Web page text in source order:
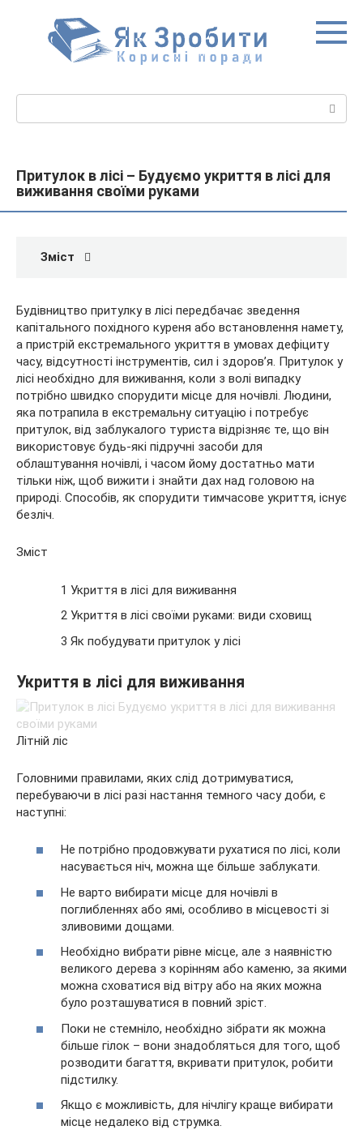
Притулок в лісі – Будуємо укриття в лісі для
виживання своїми руками
Зміст
Будівництво притулку в лісі передбачає зведення
капітального похідного куреня або встановлення намету,
а пристрій екстремального укриття в умовах дефіциту
часу, відсутності інструментів, сил і здоров’я. Притулок у
лісі необхідно для виживання, коли з волі випадку
потрібно швидко спорудити місце для ночівлі. Людини,
яка потрапила в екстремальну ситуацію і потребує
притулок, від заблукалого туриста відрізняє те, що він
використовує будь-які підручні засоби для
облаштування ночівлі, і часом йому достатньо мати
тільки ніж, щоб вижити і знайти дах над головою на
природі. Способів, як спорудити тимчасове укриття, існує
безліч.
Зміст
1 Укриття в лісі для виживання
2 Укриття в лісі своїми руками: види сховищ
3 Як побудувати притулок у лісі
Укриття в лісі для виживання
Літній ліс
Головними правилами, яких слід дотримуватися,
перебуваючи в лісі разі настання темного часу доби, є
наступні:
Не потрібно продовжувати рухатися по лісі, коли
насувається ніч, можна ще більше заблукати.
Не варто вибирати місце для ночівлі в
поглибленнях або ямі, особливо в місцевості зі
зливовими дощами.
Необхідно вибрати рівне місце, але з наявністю
великого дерева з корінням або каменю, за якими
можна сховатися від вітру або на яких можна
було розташуватися в повний зріст.
Поки не стемніло, необхідно зібрати як можна
більше гілок – вони знадобляться для того, щоб
розводити багаття, вкривати притулок, робити
підстилку.
Якщо є можливість, для нічлігу краще вибирати
місце недалеко від струмка.